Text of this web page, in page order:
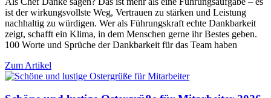
ist der wirkungsvollste Weg, Vertrauen zu stärken und Leistung
nachhaltig zu würdigen. Wer als Führungskraft echte Dankbarkeit
zeigt, schafft ein Klima, in dem Menschen gerne ihr Bestes geben.
100 Worte und Sprüche der Dankbarkeit für das Team haben
Zum Artikel